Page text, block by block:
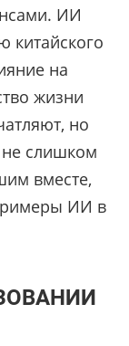
ИИ
китайского
на
жизни
но
не слишком
вместе,
ИИ в